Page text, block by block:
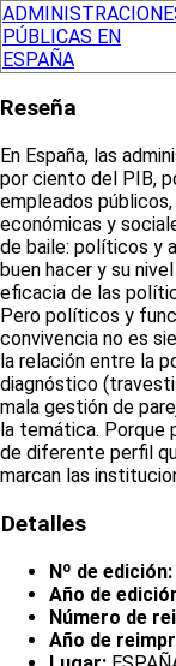
PÚBLICAS EN
ESPAÑA
Reseña
En España, las
por ciento del PIB,
empleados
económicas y
de baile: políticos y
buen hacer y su
eficacia de las
Pero políticos y
convivencia no es
la relación entre la
diagnóstico
mala gestión de
la temática. Porque
de diferente perfil
marcan las
Detalles
Nº de edición:
Año de
Número de
Año de